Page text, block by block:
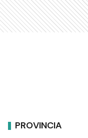
PROVINCIA